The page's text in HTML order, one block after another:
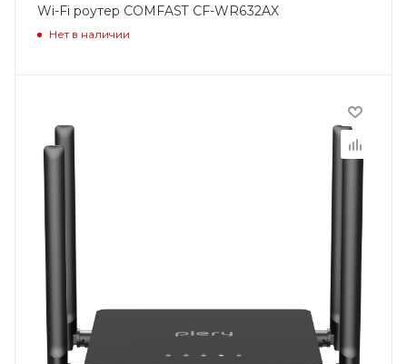
Wi-Fi роутер COMFAST CF-WR632AX
Нет в наличии